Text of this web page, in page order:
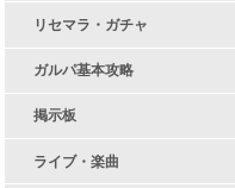
リセマラ・ガチャ
ガルパ基本攻略
掲示板
ライブ・楽曲